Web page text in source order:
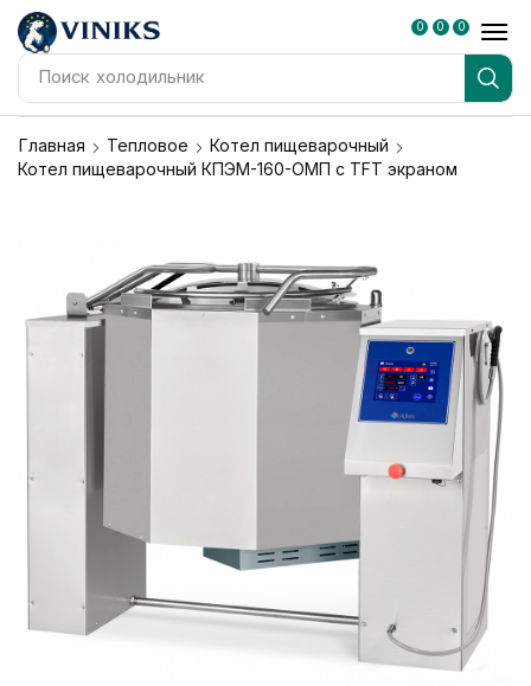
Поиск холодильник
0 0 0
Главная Тепловое
Котел пищеварочный
Котел пищеварочный КПЭМ-160-ОМП с TFT экраном